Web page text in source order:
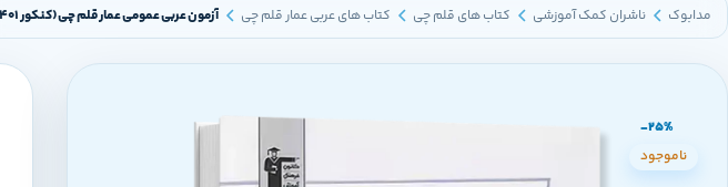
مدابوک ناشران کمک آموزشی کتاب های قلم چی کتاب های عربی عمار قلم چی آزمون عربی عمومی عمار قلم چی (کنکور 1401)
-25%
ناموجود